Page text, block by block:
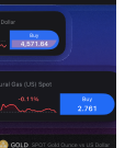
Ditolak,